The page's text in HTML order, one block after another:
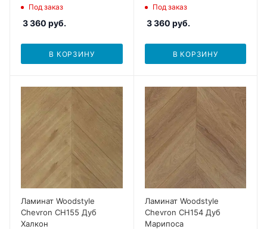
Под заказ
3 360 руб.
В КОРЗИНУ
Под заказ
3 360 руб.
В КОРЗИНУ
Ламинат Woodstyle
Chevron CH155 Дуб
Халкон
Ламинат Woodstyle
Chevron CH154 Дуб
Марипоса